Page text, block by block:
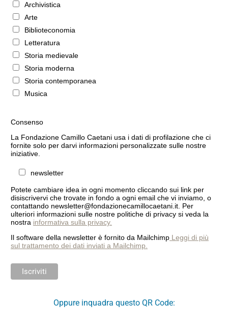
Archivistica
Arte
Biblioteconomia
Letteratura
Storia medievale
Storia moderna
Storia contemporanea
Musica
Consenso
La Fondazione Camillo Caetani usa i dati di profilazione che ci
fornite solo per darvi informazioni personalizzate sulle nostre
iniziative.
newsletter
Potete cambiare idea in ogni momento cliccando sui link per
disiscrivervi che trovate in fondo a ogni email che vi inviamo, o
contattando newsletter@fondazionecamillocaetani.it. Per
ulteriori informazioni sulle nostre politiche di privacy si veda la
nostra informativa sulla privacy.
Il software della newsletter è fornito da MailchimpLeggi di più
sul trattamento dei dati inviati a Mailchimp.
Oppure inquadra questo QR Code: